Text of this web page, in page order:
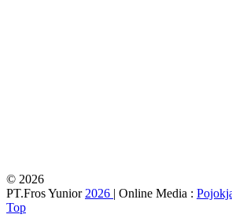
© 2026
PT.Fros Yunior2026 | Online Media :
Top